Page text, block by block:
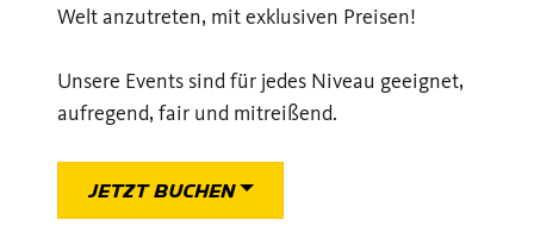
Welt anzutreten, mit exklusiven Preisen!
Unsere Events sind für jedes Niveau geeignet,
aufregend, fair und mitreißend.
JETZT BUCHEN